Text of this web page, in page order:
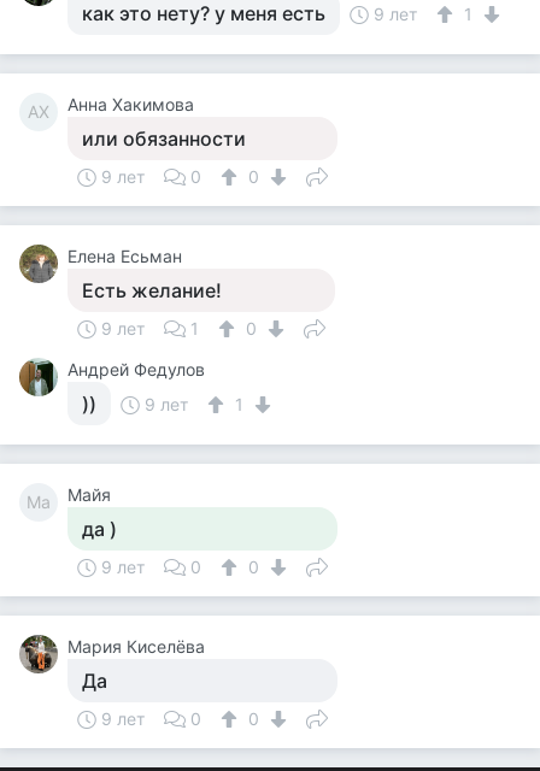
как это нету? у меня есть 9 лет 1
АХ Анна Хакимова
или обязанности
9 лет 0 0
Елена Есьман
Есть желание!
9 лет 1
0
Андрей Федулов
)) 9 лет 1
Ма Майя
да )
9 лет 0 0
Мария Киселёва
Да
9 лет 0 0